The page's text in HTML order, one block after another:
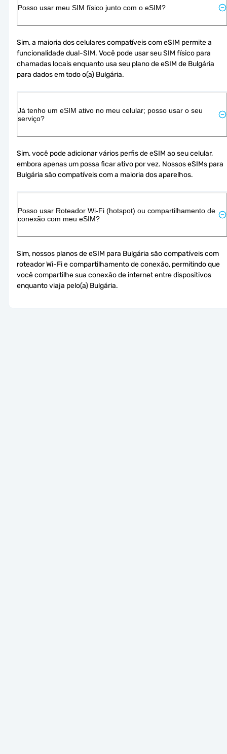
Posso usar meu SIM físico junto com o eSIM?
Sim, a maioria dos celulares compatíveis com eSIM permite a
funcionalidade dual-SIM. Você pode usar seu SIM físico para
chamadas locais enquanto usa seu plano de eSIM de Bulgária
para dados em todo o(a) Bulgária.
Já tenho um eSIM ativo no meu celular; posso usar o seu
serviço?
Sim, você pode adicionar vários perfis de eSIM ao seu celular,
embora apenas um possa ficar ativo por vez. Nossos eSIMs para
Bulgária são compatíveis com a maioria dos aparelhos.
Posso usar Roteador Wi-Fi (hotspot) ou compartilhamento de
conexão com meu eSIM?
Sim, nossos planos de eSIM para Bulgária são compatíveis com
roteador Wi-Fi e compartilhamento de conexão, permitindo que
você compartilhe sua conexão de internet entre dispositivos
enquanto viaja pelo(a) Bulgária.